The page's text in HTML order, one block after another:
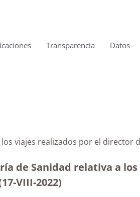
Transparencia Datos
viajes realizados por el director
de Sanidad relativa a
VIII-2022)